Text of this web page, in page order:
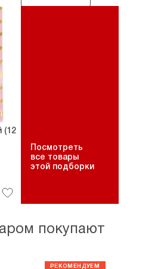
(12
Посмотреть
все товары
этой подборки
покупают